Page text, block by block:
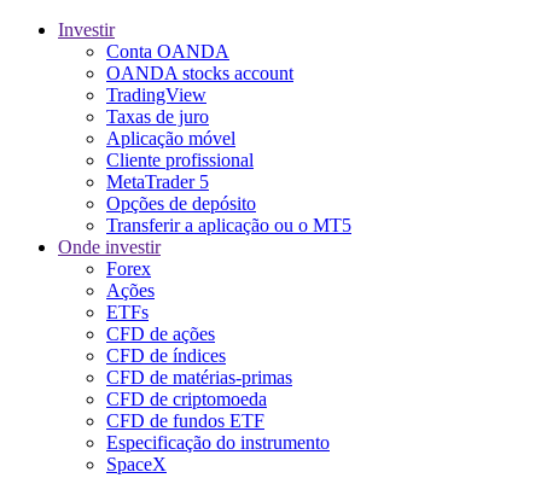
Investir
Conta OANDA
OANDA stocks account
TradingView
Taxas de juro
Aplicação móvel
Cliente profissional
MetaTrader 5
Opções de depósito
Transferir a aplicação ou o MT5
Onde investir
Forex
Ações
ETFs
CFD de ações
CFD de índices
CFD de matérias-primas
CFD de criptomoeda
CFD de fundos ETF
Especificação do instrumento
SpaceX